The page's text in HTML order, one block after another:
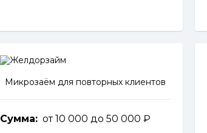
Микрозаём для повторных клиентов
Сумма: от 10 000 до 50 000